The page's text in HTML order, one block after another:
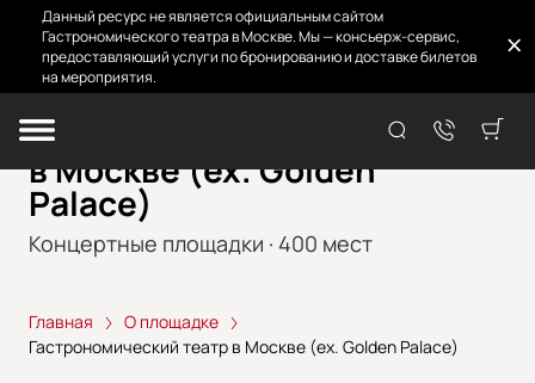
Данный ресурс не является официальным сайтом
Гастрономического театра в Москве. Мы — консьерж-сервис,
предоставляющий услуги по бронированию и доставке билетов
на мероприятия.
Гастрономический театр
в Москве (ex. Golden
Palace)
Концертные площадки · 400 мест
Главная
О площадке
Гастрономический театр в Москве (ex. Golden Palace)